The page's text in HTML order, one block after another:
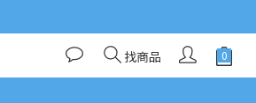
找商品